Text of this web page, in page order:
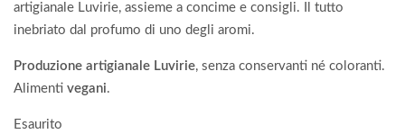
artigianale Luvirie, assieme a concime e consigli. Il tutto
inebriato dal profumo di uno degli aromi.
Produzione artigianale Luvirie, senza conservanti né coloranti.
Alimenti vegani.
Esaurito